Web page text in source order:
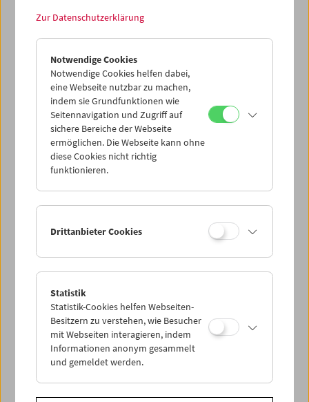
Zur Datenschutzerklärung
Notwendige Cookies
Notwendige Cookies helfen dabei,
eine Webseite nutzbar zu machen,
indem sie Grundfunktionen wie
Seitennavigation und Zugriff auf
sichere Bereiche der Webseite
ermöglichen. Die Webseite kann ohne
diese Cookies nicht richtig
funktionieren.
Drittanbieter Cookies
Statistik
Statistik-Cookies helfen Webseiten-
Besitzern zu verstehen, wie Besucher
mit Webseiten interagieren, indem
Informationen anonym gesammelt
und gemeldet werden.